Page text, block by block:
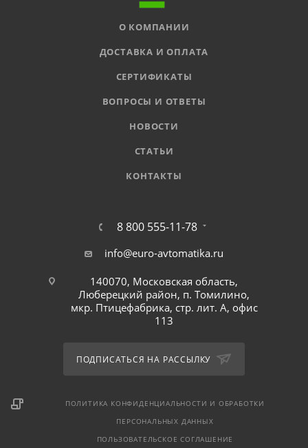
О КОМПАНИИ
ДОСТАВКА И ОПЛАТА
СЕРТИФИКАТЫ
ВОПРОСЫ И ОТВЕТЫ
НОВОСТИ
СТАТЬИ
КОНТАКТЫ
8 800 555-11-78
info@euro-avtomatika.ru
140070, Московская область,
Люберецкий район, п. Томилино,
мкр. Птицефабрика, стр. лит. А, офис
113
ПОДПИСАТЬСЯ НА РАССЫЛКУ
ПОЛИТИКА КОНФИДЕНЦИАЛЬНОСТИ И ОБРАБОТКИ
ПЕРСОНАЛЬНЫХ ДАННЫХ
ПОЛЬЗОВАТЕЛЬСКОЕ СОГЛАШЕНИЕ